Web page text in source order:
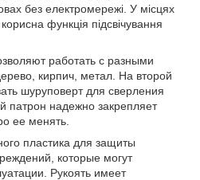
без електромережі. У місцях
функція підсвічування
работать с разными
кирпич, метал. На второй
шуруповерт для сверления
патрон надежно закрепляет
ее менять.
пластика для защиты
которые могут
Рукоять имеет